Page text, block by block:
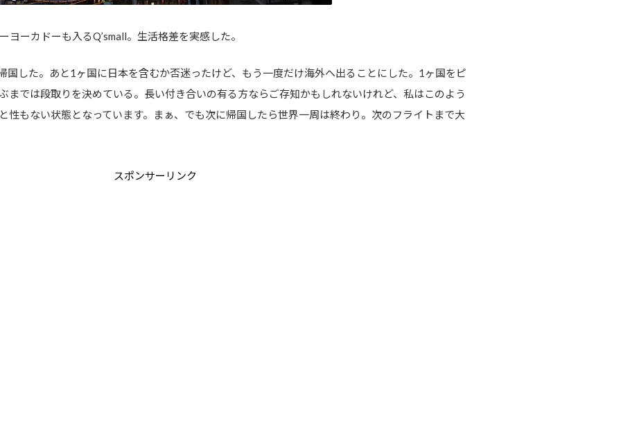
ーカドーも入るQ’small。生活格差を実感した。
国した。あと1ヶ国に日本を含むか否迷ったけど、もう一度だけ海外ヘ出ることにした。1ヶ国をピ
までは段取りを決めている。長い付き合いの有る方ならご存知かもしれないけれど、私はこのよう
性もない状態となっています。まぁ、でも次に帰国したら世界一周は終わり。次のフライトまで大
スポンサーリンク